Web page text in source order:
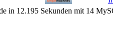
in 12.195 Sekunden mit 14